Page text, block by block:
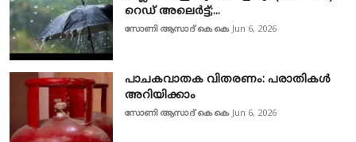
റെഡ് അലെർട്ട്;...
സോണി ആസാദ് കെ കെ Jun 6, 2026
പാചകവാതക വിതരണം: പരാതികൾ
അറിയിക്കാം
സോണി ആസാദ് കെ കെ Jun 6, 2026